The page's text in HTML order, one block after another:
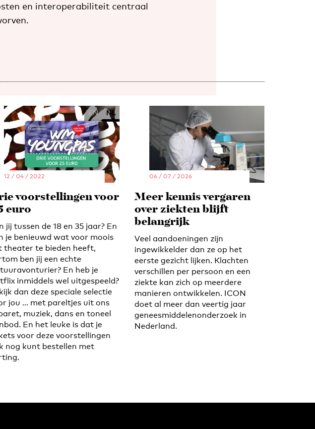
en interoperabiliteit centraal
EN NL
12 / 04 / 2022
voorstellingen voor
euro
jij tussen de 18 en 35 jaar? En
je benieuwd wat voor moois
theater te bieden heeft,
ben jij een echte
En heb je
inmiddels wel uitgespeeld?
dan deze speciale selectie
jou ... met pareltjes uit ons
muziek, dans en toneel
En het leuke is dat je
voor deze voorstellingen
nog kunt bestellen met
06 / 07 / 2026
Meer kennis vergaren
over ziekten blijft
belangrijk
Veel aandoeningen zijn
ingewikkelder dan ze op het
eerste gezicht lijken. Klachten
verschillen per persoon en een
ziekte kan zich op meerdere
manieren ontwikkelen. ICON
doet al meer dan veertig jaar
geneesmiddelenonderzoek in
Nederland.